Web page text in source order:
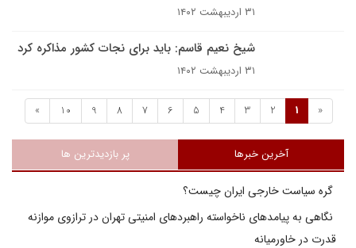
۳۱ اردیبهشت ۱۴۰۲
شیخ نعیم قاسم: باید برای نجات کشور مذاکره کرد
۳۱ اردیبهشت ۱۴۰۲
«
1
2
3
4
5
6
7
8
9
10
»
آخرین خبرها پر بازدیدترین ها
گره سیاست خارجی ایران چیست؟
نگاهی به پیامدهای ناخواسته راهبردهای امنیتی تهران در ترازوی موازنه
قدرت در خاورمیانه